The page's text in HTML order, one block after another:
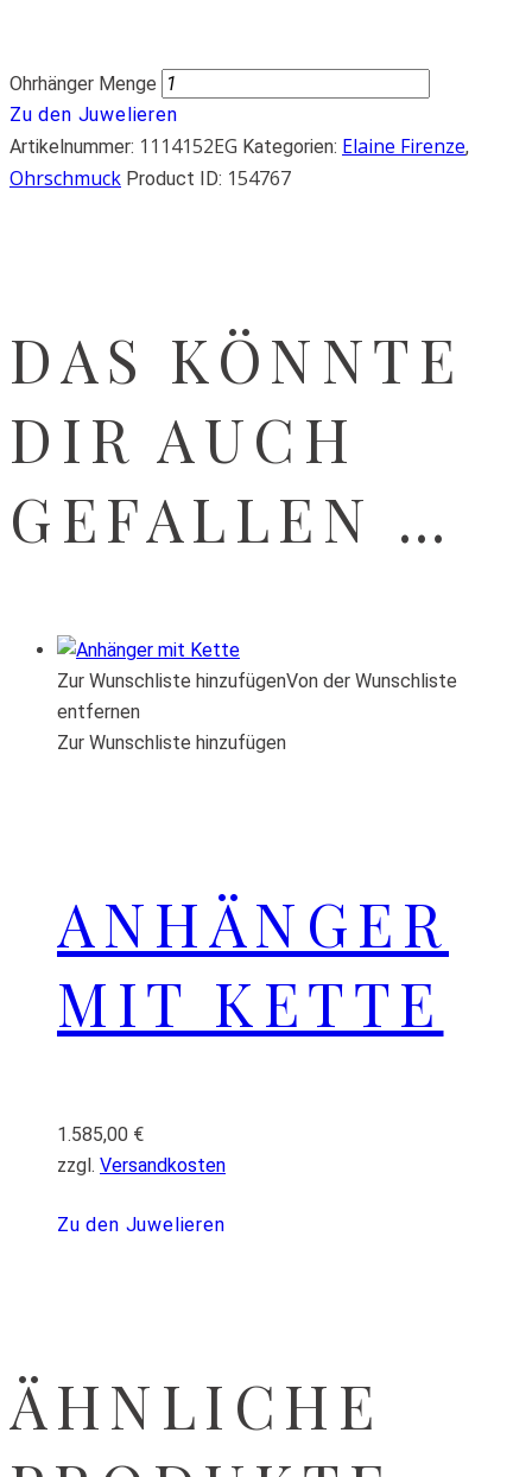
Ohrhänger Menge
Zu den Juwelieren
Artikelnummer: 1114152EG Kategorien: Elaine Firenze,
Ohrschmuck Product ID: 154767
DAS KÖNNTE
DIR AUCH
GEFALLEN …
Zur Wunschliste hinzufügenVon der Wunschliste
entfernen
Zur Wunschliste hinzufügen
ANHÄNGER
MIT KETTE
1.585,00 €
zzgl. Versandkosten
Zu den Juwelieren
ÄHNLICHE